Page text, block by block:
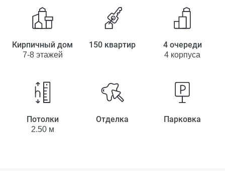
Кирпичный дом
7-8 этажей
150 квартир 4 очереди
4 корпуса
Потолки
2.50 м
Отделка Парковка